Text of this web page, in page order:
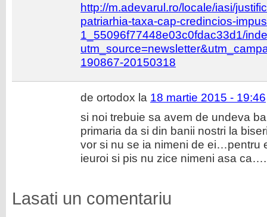
http://m.adevarul.ro/locale/iasi/
patriarhia-taxa-cap-credincios-
1_55096f77448e03c0fdac33d1/
190867-20150318
de ortodox la 18 martie 2015 - 19:46
si noi trebuie sa avem de undeva
primaria da si din banii nostri la
vor si nu se ia nimeni de ei…pentru
ieuroi si pis nu zice nimeni asa ca….
Lasati un comentariu